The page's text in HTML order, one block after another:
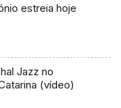
estreia hoje
Jazz no
(vídeo)